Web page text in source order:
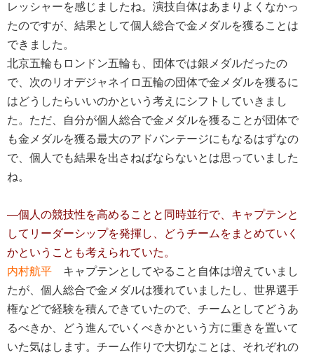
レッシャーを感じましたね。演技自体はあまりよくなかっ
たのですが、結果として個人総合で金メダルを獲ることは
できました。
北京五輪もロンドン五輪も、団体では銀メダルだったの
で、次のリオデジャネイロ五輪の団体で金メダルを獲るに
はどうしたらいいのかという考えにシフトしていきまし
た。ただ、自分が個人総合で金メダルを獲ることが団体で
も金メダルを獲る最大のアドバンテージにもなるはずなの
で、個人でも結果を出さねばならないとは思っていました
ね。
―個人の競技性を高めることと同時並行で、キャプテンと
してリーダーシップを発揮し、どうチームをまとめていく
かということも考えられていた。
内村航平 キャプテンとしてやること自体は増えていまし
たが、個人総合で金メダルは獲れていましたし、世界選手
権などで経験を積んできていたので、チームとしてどうあ
るべきか、どう進んでいくべきかという方に重きを置いて
いた気はします。チーム作りで大切なことは、それぞれの